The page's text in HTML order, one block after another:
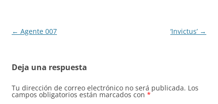
Navegación
← Agente 007 ‘Invictus’ →
Deja una respuesta
Tu dirección de correo electrónico no será publicada. Los
campos obligatorios están marcados con *